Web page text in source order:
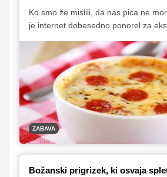
Ko smo že mislili, da nas pica ne
je internet dobesedno ponorel za
mikrovalovno pečico, 2 minuti,
sestavine, kot so moka, olje,
nariban sir in salama. Ker je
preposta, pica pa neverjetno sočna
prepričani, da boste že našli tistih
recept preizkusite v domači kuhinji.
ZABAVA
Božanski prigrizek, ki osvaja